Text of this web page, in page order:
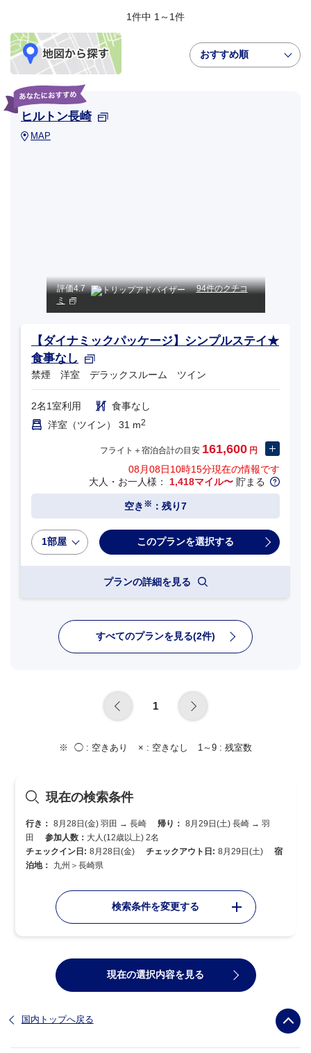
1件中 1～1件
おすすめ順
ヒルトン長崎
MAP
評価4.7
94件のクチコ
ミ
【ダイナミックパッケージ】シンプルステイ★
食事なし
禁煙 洋室 デラックスルーム ツイン
2名1室利用
食事なし
洋室（ツイン） 31 m2
フライト＋宿泊合計の目安 161,600 円
08月08日10時15分現在の情報です
大人・お一人様： 1,418マイル〜 貯まる
空き ※ ：残り7
1部屋
プランの詳細を見る
すべてのプランを見る(2件)
1
◯ : 空きあり × : 空きなし 1～9 : 残室数
現在の検索条件
行き： 8月28日(金) 羽田 → 長崎 帰り： 8月29日(土) 長崎 → 羽
田
参加人数： 大人(12歳以上) 2名
チェックイン日: 8月28日(金) チェックアウト日: 8月29日(土)
宿
泊地：
九州＞長崎県
検索条件を変更する
現在の選択内容を見る
国内トップへ戻る